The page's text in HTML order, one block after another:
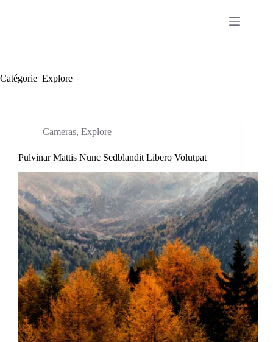
Catégorie Explore
Cameras, Explore
Pulvinar Mattis Nunc Sedblandit Libero Volutpat